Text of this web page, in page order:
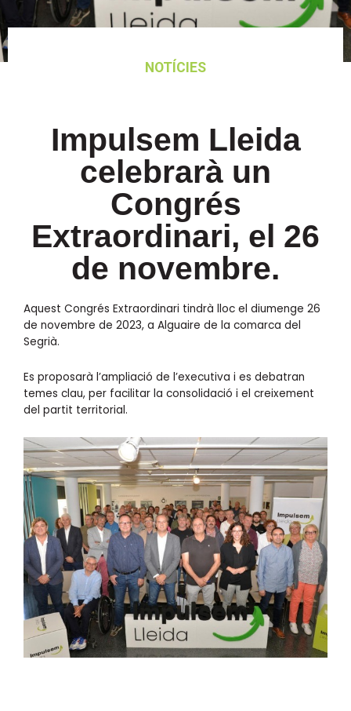
NOTÍCIES
Impulsem Lleida
celebrarà un
Congrés
Extraordinari, el 26
de novembre.
Aquest Congrés Extraordinari tindrà lloc el diumenge 26
de novembre de 2023, a Alguaire de la comarca del
Segrià.
Es proposarà l’ampliació de l’executiva i es debatran
temes clau, per facilitar la consolidació i el creixement
del partit territorial.